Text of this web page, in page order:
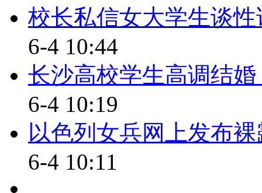
处。
【同期】 中国医促会健康饮
现在标准很乱，九龙治水，几
现在国家相关部门要说话了，
一点做、应当做。
【解说】
中国国家卫生和计划生育委员
校长私信女大学生谈
6-4 10:44
长沙高校学生高调结
6-4 10:19
以色列女兵网上发布
6-4 10:11